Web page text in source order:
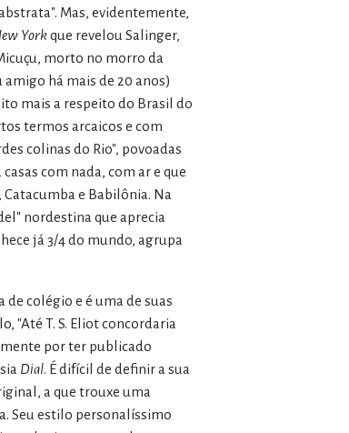
Mas, evidentemente,
Yorkque revelou Salinger,
morto no morro da
há mais de 20 anos)
mais a respeito do Brasil do
termos arcaicos e com
colinas do Rio", povoadas
com nada, com ar e que
e Babilônia. Na
nordestina que aprecia
já 3/4 do mundo, agrupa
colégio e é uma de suas
"Até T. S. Eliot concordaria
por ter publicado
Dial. É difícil de definir a sua
a que trouxe uma
Seu estilo personalíssimo